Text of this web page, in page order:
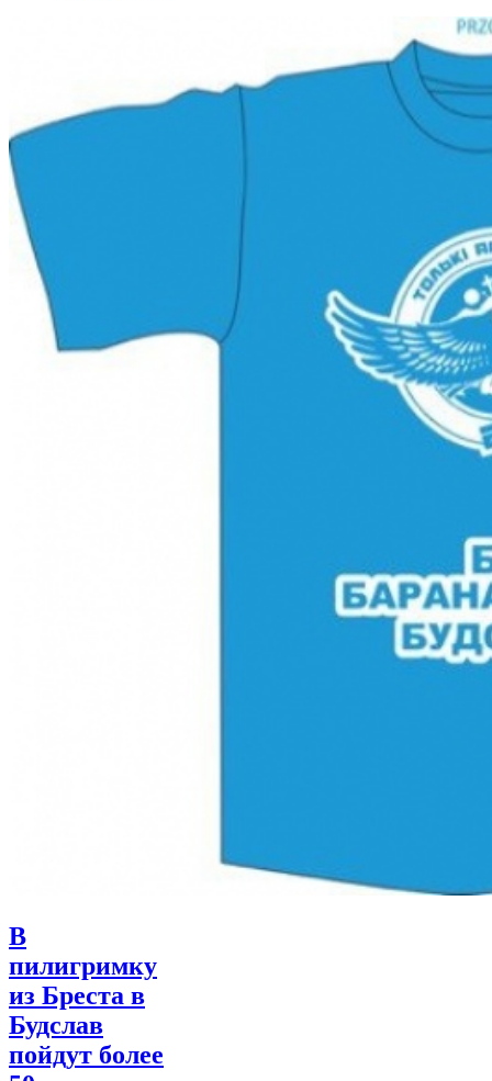
В
пилигримку
из Бреста в
Будслав
пойдут более